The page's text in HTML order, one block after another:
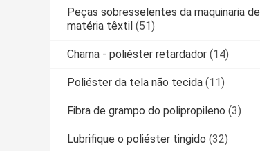
Peças sobresselentes da maquinaria de
matéria têxtil (51)
Chama - poliéster retardador (14)
Poliéster da tela não tecida (11)
Fibra de grampo do polipropileno (3)
Lubrifique o poliéster tingido (32)